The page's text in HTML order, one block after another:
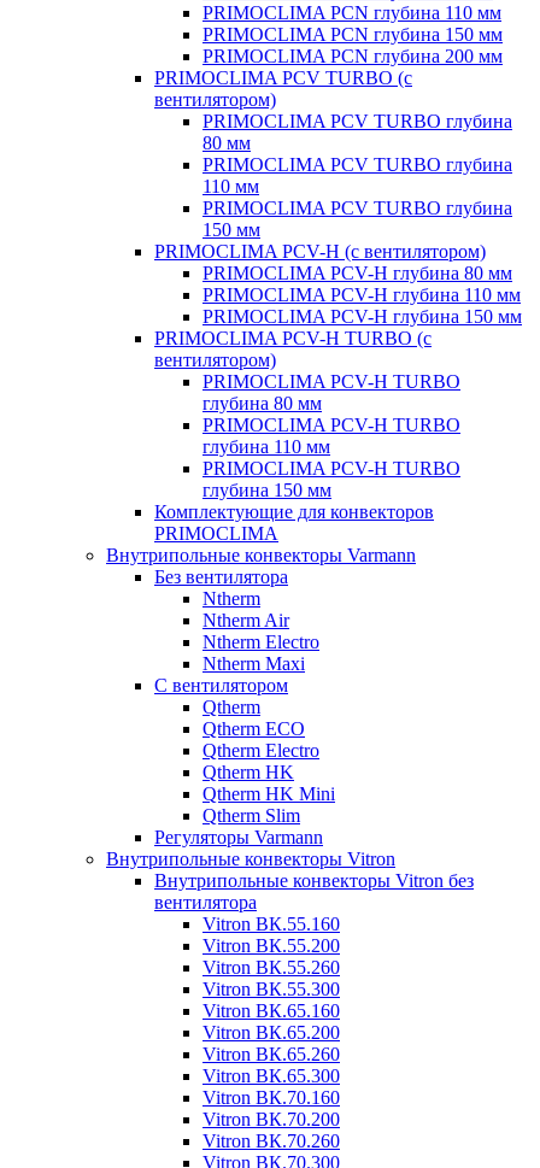
PRIMOCLIMA PCN глубина 110 мм
PRIMOCLIMA PCN глубина 150 мм
PRIMOCLIMA PCN глубина 200 мм
PRIMOCLIMA PCV TURBO (c
вентилятором)
PRIMOCLIMA PCV TURBO глубина
80 мм
PRIMOCLIMA PCV TURBO глубина
110 мм
PRIMOCLIMA PCV TURBO глубина
150 мм
PRIMOCLIMA PCV-H (c вентилятором)
PRIMOCLIMA PCV-H глубина 80 мм
PRIMOCLIMA PCV-H глубина 110 мм
PRIMOCLIMA PCV-H глубина 150 мм
PRIMOCLIMA PCV-H TURBO (c
вентилятором)
PRIMOCLIMA PCV-H TURBO
глубина 80 мм
PRIMOCLIMA PCV-H TURBO
глубина 110 мм
PRIMOCLIMA PCV-H TURBO
глубина 150 мм
Комплектующие для конвекторов
PRIMOCLIMA
Внутрипольные конвекторы Varmann
Без вентилятора
Ntherm
Ntherm Air
Ntherm Electro
Ntherm Maxi
С вентилятором
Qtherm
Qtherm ECO
Qtherm Electro
Qtherm HK
Qtherm HK Mini
Qtherm Slim
Регуляторы Varmann
Внутрипольные конвекторы Vitron
Внутрипольные конвекторы Vitron без
вентилятора
Vitron ВК.55.160
Vitron ВК.55.200
Vitron ВК.55.260
Vitron ВК.55.300
Vitron ВК.65.160
Vitron ВК.65.200
Vitron ВК.65.260
Vitron ВК.65.300
Vitron ВК.70.160
Vitron ВК.70.200
Vitron ВК.70.260
Vitron ВК.70.300